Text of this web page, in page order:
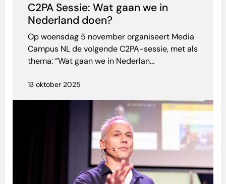
C2PA Sessie: Wat gaan we in
Nederland doen?
Op woensdag 5 november organiseert Media
Campus NL de volgende C2PA-sessie, met als
thema: “Wat gaan we in Nederlan...
13 oktober 2025